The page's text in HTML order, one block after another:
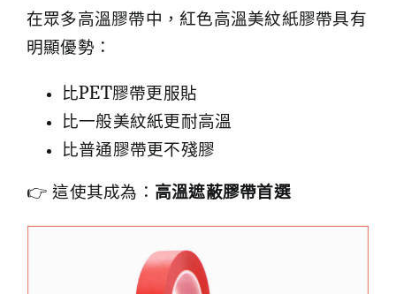
在眾多高溫膠帶中，紅色高溫美紋紙膠帶具有
明顯優勢：
比PET膠帶更服貼
比一般美紋紙更耐高溫
比普通膠帶更不殘膠
👉 這使其成為： 高溫遮蔽膠帶首選